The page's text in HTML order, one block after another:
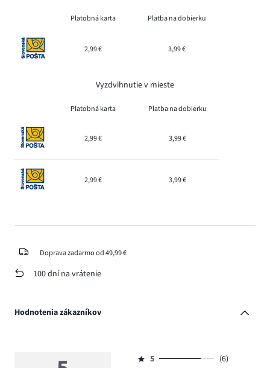
Platobná karta Platba na dobierku
2,99 € 3,99 €
Vyzdvihnutie v mieste
Platobná karta Platba na dobierku
2,99 € 3,99 €
2,99 € 3,99 €
Doprava zadarmo od 49,99 €
100 dní na vrátenie
Hodnotenia zákazníkov
Hodnotenie
5
(6)